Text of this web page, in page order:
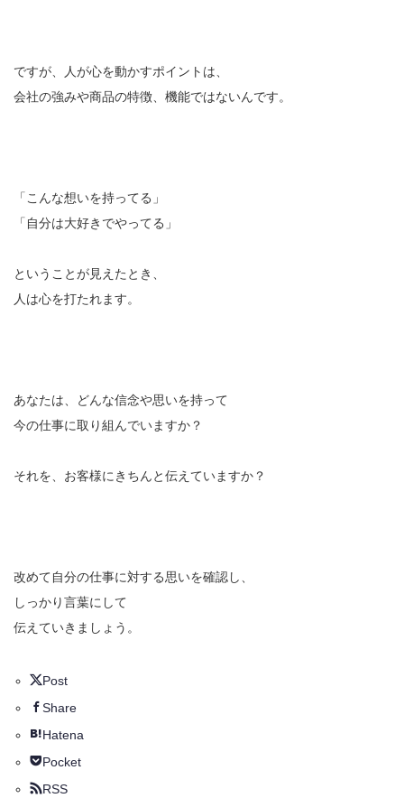
ですが、人が心を動かすポイントは、
会社の強みや商品の特徴、機能ではないんです。
「こんな想いを持ってる」
「自分は大好きでやってる」
ということが見えたとき、
人は心を打たれます。
あなたは、どんな信念や思いを持って
今の仕事に取り組んでいますか？
それを、お客様にきちんと伝えていますか？
改めて自分の仕事に対する思いを確認し、
しっかり言葉にして
伝えていきましょう。
Post
Share
Hatena
Pocket
RSS